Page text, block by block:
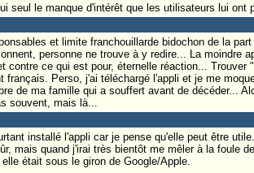
seul le manque d'intérêt que les utilisateurs lui ont
et limite franchouillarde bidochon de la
personne ne trouve à y redire... La moindre
ce qui est pour, éternelle réaction... Trouver
Perso, j'ai téléchargé l'appli et je me
de ma famille qui a souffert avant de décéder...
souvent, mais là...
installé l'appli car je pense qu'elle peut être
mais quand j'irai très bientôt me mêler à la foule
était sous le giron de Google/Apple.